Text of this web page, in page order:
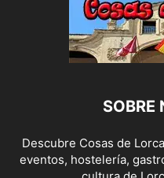
SOBRE
Descubre Cosas de
eventos, hostelería,